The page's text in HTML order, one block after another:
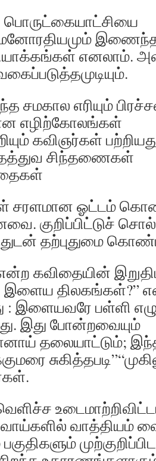
மனோரதியமும்
எனலாம்.
சமகால எரியும்
எழிற்கோலங்கள்
கவிஞர்கள்
சிந்தணைகள்
சரளமான ஓட்டம்
குறிப்பிட்டுச்
தற்புதுமை
கவிதையின்
திலகங்கள்?”
: இளையவரே பள்ளி
இது போன்றவையும்
தலையாட்டும்;
வாத்தியம்